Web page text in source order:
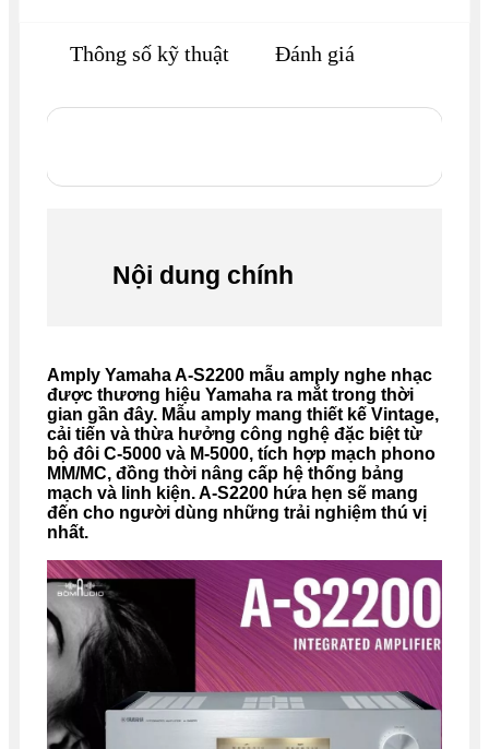
Thông số kỹ thuật Đánh giá
Nội dung chính
Amply Yamaha A-S2200 mẫu amply nghe nhạc
được thương hiệu Yamaha ra mắt trong thời
gian gần đây. Mẫu amply mang thiết kế Vintage,
cải tiến và thừa hưởng công nghệ đặc biệt từ
bộ đôi C-5000 và M-5000, tích hợp mạch phono
MM/MC, đồng thời nâng cấp hệ thống bảng
mạch và linh kiện. A-S2200 hứa hẹn sẽ mang
đến cho người dùng những trải nghiệm thú vị
nhất.